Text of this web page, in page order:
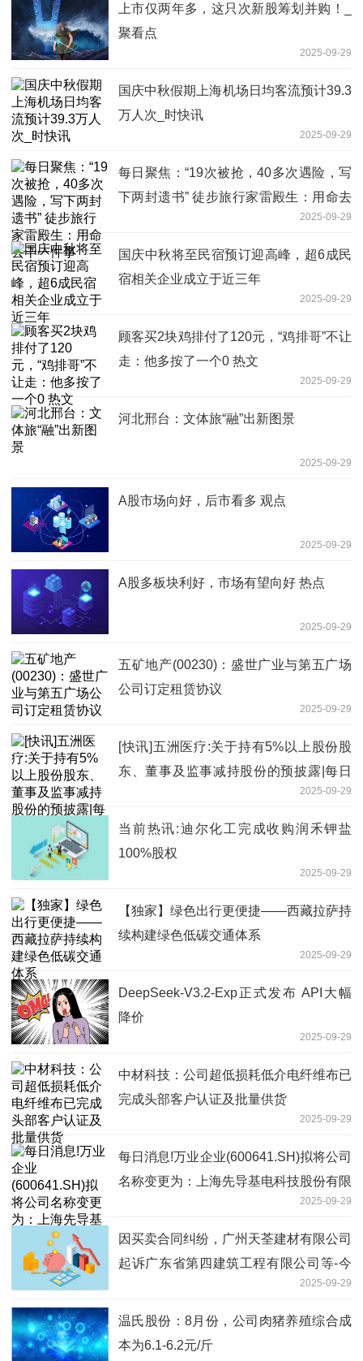
上市仅两年多，这只次新股筹划并购！_
聚看点
2025-09-29
国庆中秋假期上海机场日均客流预计39.3
万人次_时快讯
2025-09-29
每日聚焦：“19次被抢，40多次遇险，写
下两封遗书” 徒步旅行家雷殿生：用命去
2025-09-29
国庆中秋将至民宿预订迎高峰，超6成民
宿相关企业成立于近三年
2025-09-29
顾客买2块鸡排付了120元，“鸡排哥”不让
走：他多按了一个0 热文
2025-09-29
河北邢台：文体旅“融”出新图景
2025-09-29
A股市场向好，后市看多 观点
2025-09-29
A股多板块利好，市场有望向好 热点
2025-09-29
五矿地产(00230)：盛世广业与第五广场
公司订定租赁协议
2025-09-29
[快讯]五洲医疗:关于持有5%以上股份股
东、董事及监事减持股份的预披露|每日
2025-09-29
当前热讯:迪尔化工完成收购润禾钾盐
100%股权
2025-09-29
【独家】绿色出行更便捷——西藏拉萨持
续构建绿色低碳交通体系
2025-09-29
DeepSeek-V3.2-Exp正式发布 API大幅
降价
2025-09-29
中材科技：公司超低损耗低介电纤维布已
完成头部客户认证及批量供货
2025-09-29
每日消息!万业企业(600641.SH)拟将公司
名称变更为：上海先导基电科技股份有限
2025-09-29
因买卖合同纠纷，广州天荃建材有限公司
起诉广东省第四建筑工程有限公司等-今
2025-09-29
温氏股份：8月份，公司肉猪养殖综合成
本为6.1-6.2元/斤